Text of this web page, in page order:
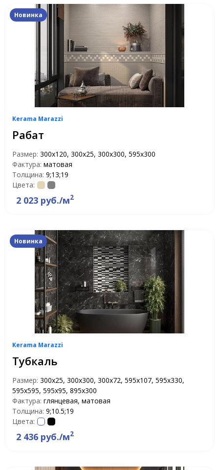
Новинка
Kerama Marazzi
Рабат
Размер: 300x120, 300x25, 300x300, 595x300
Фактура: матовая
Толщина: 9;13;19
Цвета:
2 023 руб./м2
Новинка
Kerama Marazzi
Тубкаль
Размер: 300x25, 300x300, 300x72, 595x107, 595x330,
595x595, 595x95, 895x300
Фактура: глянцевая, матовая
Толщина: 9;10.5;19
Цвета:
2 436 руб./м2